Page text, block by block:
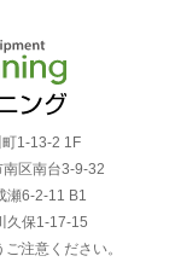
1-13-2 1F
区南台3-9-32
瀬6-2-11 B1
久保1-17-15
注意ください。